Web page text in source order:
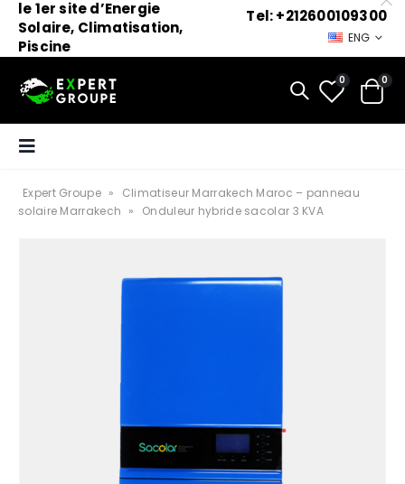
le 1er site d’Energie
Solaire, Climatisation,
Piscine
Tel: +212600109300
ENG
0 0
Expert Groupe »
Climatiseur Marrakech Maroc – panneau
solaire Marrakech » Onduleur hybride sacolar 3 KVA